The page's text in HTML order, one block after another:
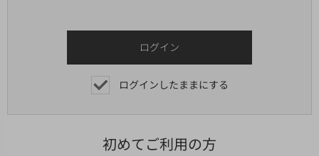
ログインしたままにする
初めてご利用の方